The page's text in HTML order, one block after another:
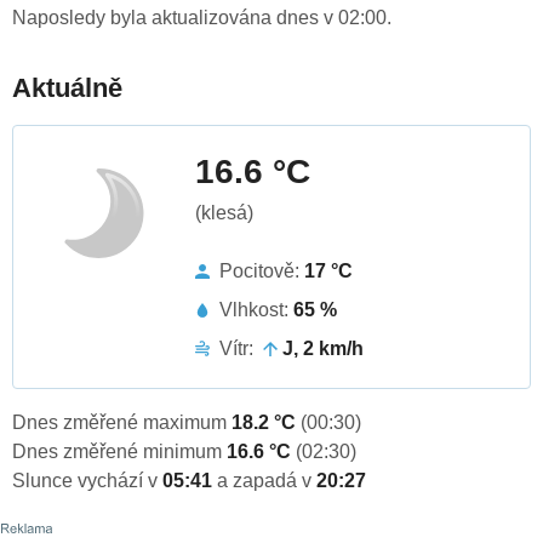
Naposledy byla aktualizována dnes v 02:00.
Aktuálně
16.6 °C
(klesá)
Pocitově: 17 °C
Vlhkost: 65 %
Vítr:
J, 2 km/h
Dnes změřené maximum 18.2 °C (00:30)
Dnes změřené minimum 16.6 °C (02:30)
Slunce vychází v 05:41 a zapadá v 20:27